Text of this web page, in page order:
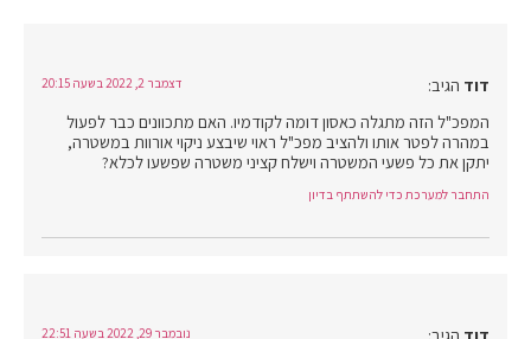
דוד הגיב: דצמבר 2, 2022 בשעה 20:15
המפכ"ל הזה מתגלה כאסון דומה לקודמיו. האם מתכוונים כבר לפעול
במהרה לפטר אותו ולהציב מפכ"ל ראוי שיבצע ניקוי אורוות במשטרה,
יתקן את כל פשעי המשטרה וישלח קציני משטרה שפשעו לכלא?
התחבר למערכת כדי להשתתף בדיון
נובמבר 29, 2022 בשעה 22:51